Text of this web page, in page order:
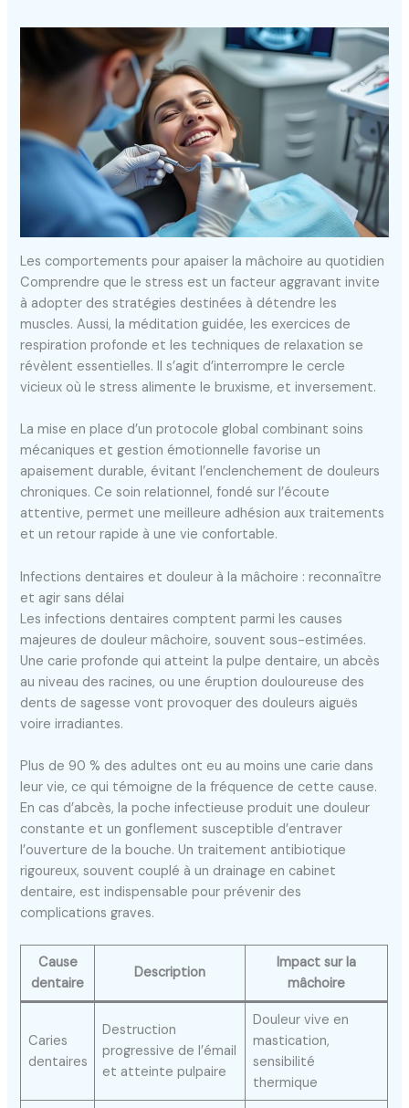
Les comportements pour apaiser la mâchoire au quotidien
Comprendre que le stress est un facteur aggravant invite
à adopter des stratégies destinées à détendre les
muscles. Aussi, la méditation guidée, les exercices de
respiration profonde et les techniques de relaxation se
révèlent essentielles. Il s’agit d’interrompre le cercle
vicieux où le stress alimente le bruxisme, et inversement.
La mise en place d’un protocole global combinant soins
mécaniques et gestion émotionnelle favorise un
apaisement durable, évitant l’enclenchement de douleurs
chroniques. Ce soin relationnel, fondé sur l’écoute
attentive, permet une meilleure adhésion aux traitements
et un retour rapide à une vie confortable.
Infections dentaires et douleur à la mâchoire : reconnaître
et agir sans délai
Les infections dentaires comptent parmi les causes
majeures de douleur mâchoire, souvent sous-estimées.
Une carie profonde qui atteint la pulpe dentaire, un abcès
au niveau des racines, ou une éruption douloureuse des
dents de sagesse vont provoquer des douleurs aiguës
voire irradiantes.
Plus de 90 % des adultes ont eu au moins une carie dans
leur vie, ce qui témoigne de la fréquence de cette cause.
En cas d’abcès, la poche infectieuse produit une douleur
constante et un gonflement susceptible d’entraver
l’ouverture de la bouche. Un traitement antibiotique
rigoureux, souvent couplé à un drainage en cabinet
dentaire, est indispensable pour prévenir des
complications graves.
Cause
dentaire
Description
Impact sur la
mâchoire
Caries
dentaires
Destruction
progressive de l’émail
et atteinte pulpaire
Douleur vive en
mastication,
sensibilité
thermique